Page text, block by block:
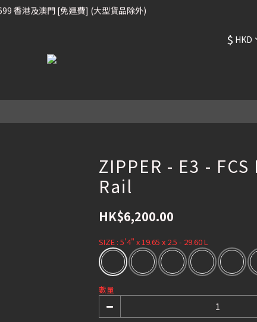
香港及澳門 [免運費] (大型貨品除外)
全球運送服務。（請查看運送政策）
$ HKD
ZIPPER - E3 -
Rail
HK$6,200.00
SIZE : 5'4" x 19.65 x 2.5 - 29.60 L
數量